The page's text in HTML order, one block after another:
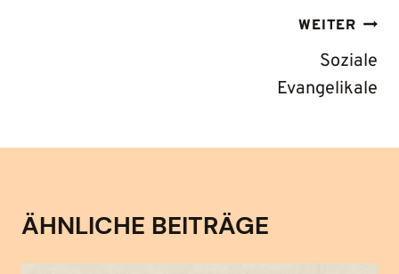
WEITER
Soziale
Evangelikale
ÄHNLICHE BEITRÄGE